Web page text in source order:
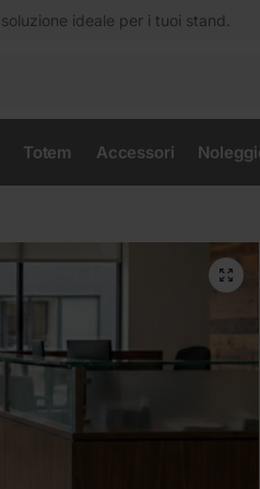
ideale per i tuoi stand.
Totem Accessori